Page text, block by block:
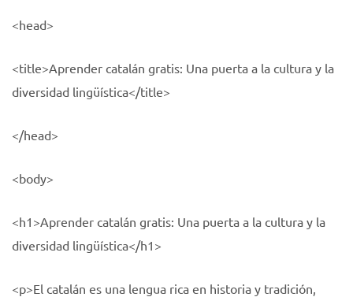
<head>
<title>Aprender catalán gratis: Una puerta a la cultura y la
diversidad lingüística</title>
</head>
<body>
<h1>Aprender catalán gratis: Una puerta a la cultura y la
diversidad lingüística</h1>
<p>El catalán es una lengua rica en historia y tradición,